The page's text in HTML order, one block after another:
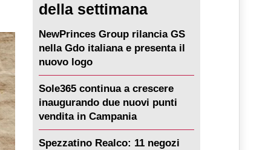
della settimana
NewPrinces Group rilancia GS
nella Gdo italiana e presenta il
nuovo logo
Sole365 continua a crescere
inaugurando due nuovi punti
vendita in Campania
Spezzatino Realco: 11 negozi